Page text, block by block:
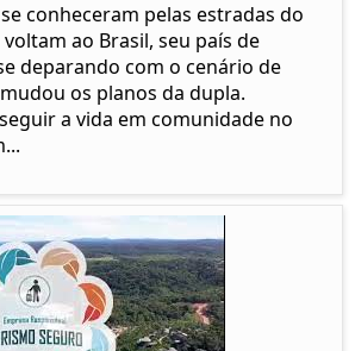
conheceram pelas estradas do
ao Brasil, seu país de
deparando com o cenário de
os planos da dupla.
a vida em comunidade no